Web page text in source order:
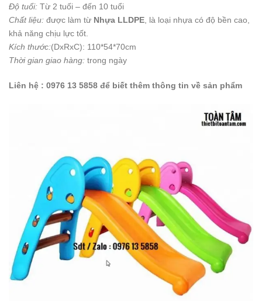
Độ tuổi: Từ 2 tuối – đến 10 tuổi
Chất liệu: được làm từ Nhựa LLDPE , là loại nhựa có độ bền cao,
khả năng chịu lực tốt.
Kích thước:(DxRxC): 110*54*70cm
Thời gian giao hàng: trong ngày
Liên hệ : 0976 13 5858 để biết thêm thông tin về sản phẩm